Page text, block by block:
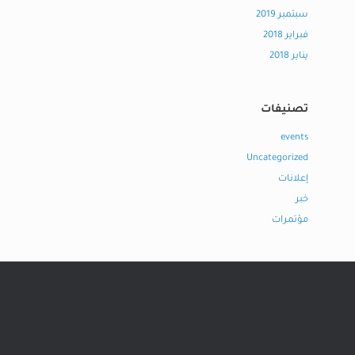
سبتمبر 2019
فبراير 2018
يناير 2018
تصنيفات
events
Uncategorized
إعلانات
خبر
مؤتمرات